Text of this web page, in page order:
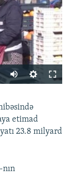
480p
360p
480p
etimad
23.8 milyard